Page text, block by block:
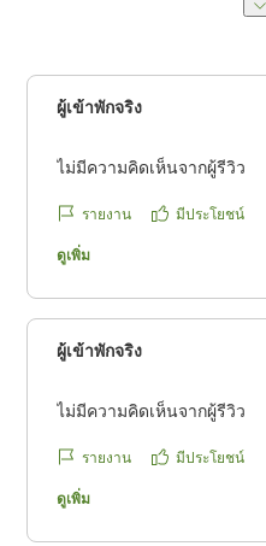
ผู้เข้าพักจริง
ไม่มีความคิดเห็นจากผู้รีวิว
รายงาน มีประโยชน์
ดูเพิ่ม
ผู้เข้าพักจริง
ไม่มีความคิดเห็นจากผู้รีวิว
รายงาน มีประโยชน์
ดูเพิ่ม